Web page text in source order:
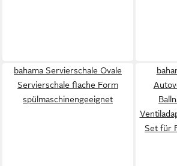
bahama Servierschale Ovale
Servierschale flache Form
spülmaschinengeeignet
Set für